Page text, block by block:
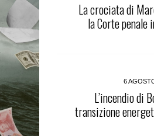
La crociata di
la Corte penale
6
L’incendio di
transizione